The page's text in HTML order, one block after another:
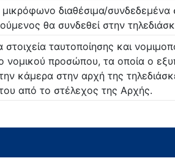
μικρόφωνο διαθέσιμα/
θα συνδεθεί στην
στοιχεία ταυτοποίησης και
προσώπου, τα οποία ο
κάμερα στην αρχή της
από το στέλεχος της Αρχής.